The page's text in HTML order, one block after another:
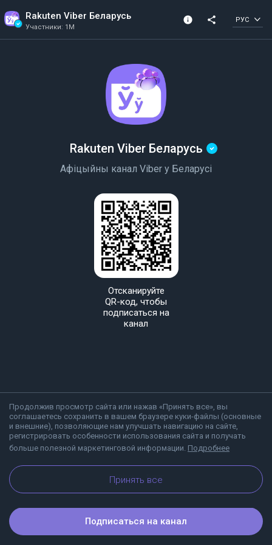
Rakuten Viber Беларусь
Участники: 1M
info
Участники: 1M
share РУС
Продолжив просмотр сайта или нажав «Принять все», вы
соглашаетесь сохранить в вашем браузере куки-файлы (основные
и внешние), позволяющие нам улучшать навигацию на сайте,
регистрировать особенности использования сайта и получать
больше полезной маркетинговой информации. Подробнее
Принять все
Rakuten Viber Беларусь
Афіцыйны канал Viber у Беларусі
Отсканируйте
QR-код, чтобы
подписаться на
канал
О Viber Блог
Подписаться на канал